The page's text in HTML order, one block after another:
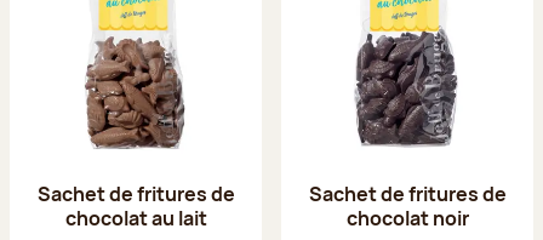
Sachet de fritures de
chocolat au lait
Sachet de fritures de
chocolat noir